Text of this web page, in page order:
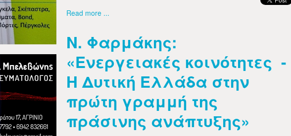
Read more ...
Ν. Φαρμάκης:
«Ενεργειακές κοινότητες -
H Δυτική Ελλάδα στην
πρώτη γραμμή της
πράσινης ανάπτυξης»